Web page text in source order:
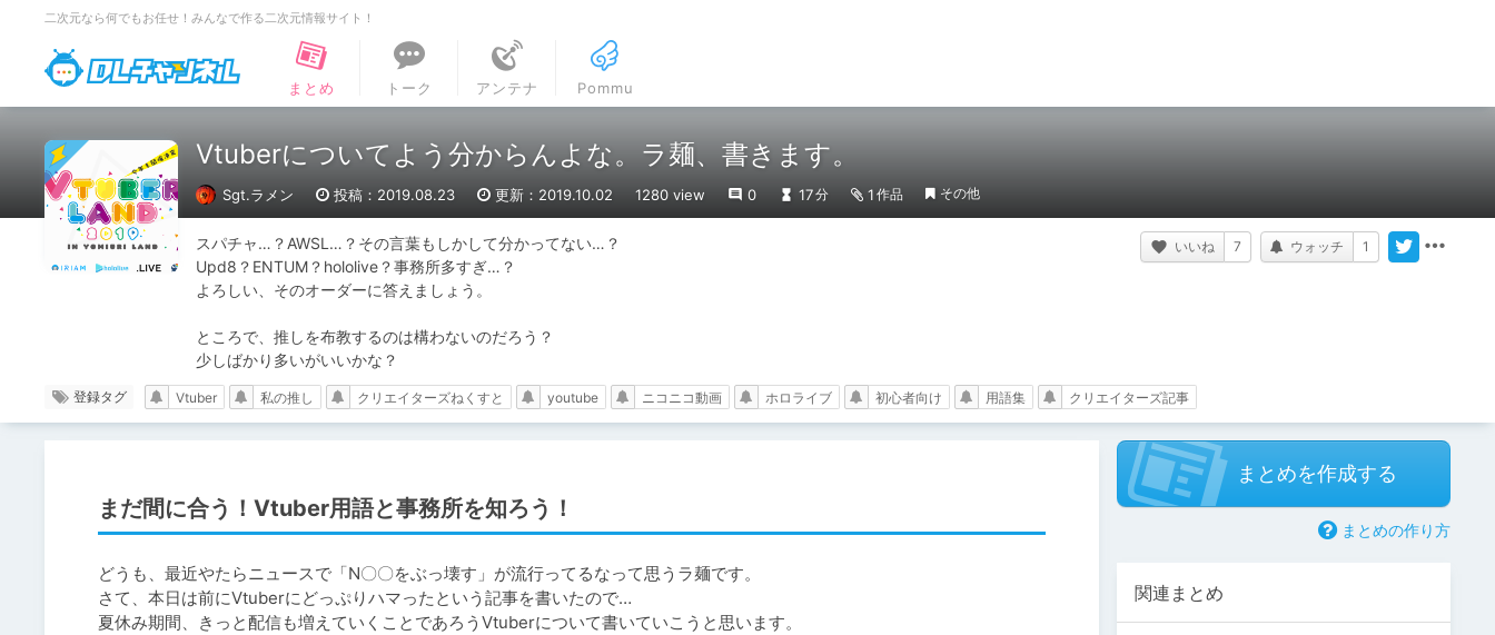
二次元なら何でもお任せ！みんなで作る二次元情報サイト！
DLチャンネル
まとめ
トーク アンテナ Pommu
Vtuberについてよう分からんよな。ラ麺、書きます。
Sgt.ラメン 投稿：2019.08.23 更新：2019.10.02 1280 view 0 17分 1 作品 その他
スパチャ…？AWSL…？その言葉もしかして分かってない…？
Upd8？ENTUM？hololive？事務所多すぎ…？
よろしい、そのオーダーに答えましょう。
ところで、推しを布教するのは構わないのだろう？
少しばかり多いがいいかな？
いいね 7 ウォッチ 1
登録タグ Vtuber 私の推し クリエイターズねくすと youtube ニコニコ動画 ホロライブ 初心者向け 用語集 クリエイターズ記事
まだ間に合う！Vtuber用語と事務所を知ろう！
どうも、最近やたらニュースで「N〇〇をぶっ壊す」が流行ってるなって思うラ麺です。
さて、本日は前にVtuberにどっぷりハマったという記事を書いたので…
夏休み期間、きっと配信も増えていくことであろうVtuberについて書いていこうと思います。
まとめを作成する
まとめの作り方
関連まとめ